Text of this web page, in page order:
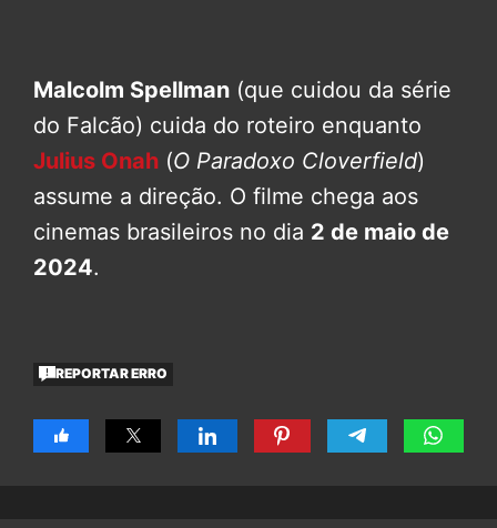
Malcolm Spellman (que cuidou da série
do Falcão) cuida do roteiro enquanto
Julius Onah (O Paradoxo Cloverfield)
assume a direção. O filme chega aos
cinemas brasileiros no dia 2 de maio de
2024.
REPORTAR ERRO